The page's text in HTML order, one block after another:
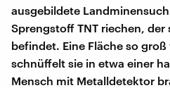
ausgebildete
Sprengstoff TNT riechen, der
befindet. Eine Fläche so groß
schnüffelt sie in etwa einer
Mensch mit Metalldetektor